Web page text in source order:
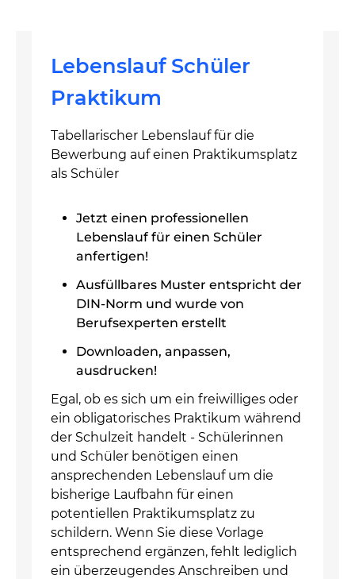
Lebenslauf Schüler
Praktikum
Tabellarischer Lebenslauf für die
Bewerbung auf einen Praktikumsplatz
als Schüler
Jetzt einen professionellen
Lebenslauf für einen Schüler
anfertigen!
Ausfüllbares Muster entspricht der
DIN-Norm und wurde von
Berufsexperten erstellt
Downloaden, anpassen,
ausdrucken!
Egal, ob es sich um ein freiwilliges oder
ein obligatorisches Praktikum während
der Schulzeit handelt - Schülerinnen
und Schüler benötigen einen
ansprechenden Lebenslauf um die
bisherige Laufbahn für einen
potentiellen Praktikumsplatz zu
schildern. Wenn Sie diese Vorlage
entsprechend ergänzen, fehlt lediglich
ein überzeugendes Anschreiben und